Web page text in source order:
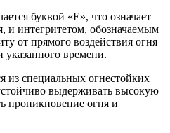
буквой «E», что означает
и интегритетом, обозначаемым
от прямого воздействия огня
времени.
из специальных огнестойких
выдерживать высокую
проникновение огня и